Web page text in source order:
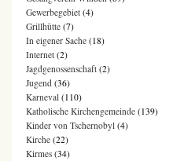
Gewerbegebiet (4)
Grillhütte (7)
In eigener Sache (18)
Internet (2)
Jagdgenossenschaft (2)
Jugend (36)
Karneval (110)
Katholische Kirchengemeinde (139)
Kinder von Tschernobyl (4)
Kirche (22)
Kirmes (34)